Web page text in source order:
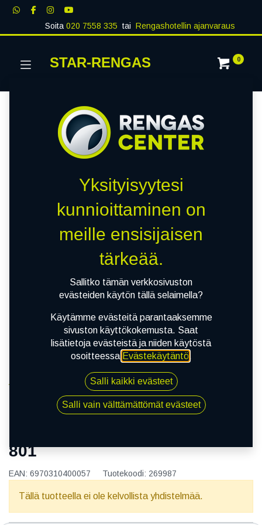
Soita020 7558 335 tai Rengashotellin ajanvaraus
STAR-RENGAS 0
155/80R13 79T FORTUNE FSR-801
801
EAN: 6970310400057 Tuotekoodi: 269987
Tällä tuotteella ei ole kelvollista yhdistelmää.
Yksityisyytesi
kunnioittaminen on
meille ensisijaisen
tärkeää.
Sallitko tämän verkkosivuston
evästeiden käytön tällä selaimella?
Käytämme evästeitä parantaaksemme
sivuston käyttökokemusta. Saat
lisätietoja evästeistä ja niiden käytöstä
osoitteessa Evästekäytäntö.
Salli kaikki evästeet
Salli vain välttämättömät evästeet